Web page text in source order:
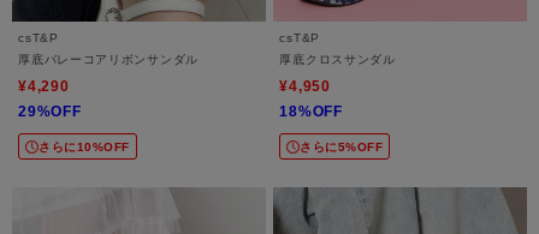
csT&P
厚底バレーコアリボンサンダル
¥4,290
29%OFF
さらに10%OFF
csT&P
厚底クロスサンダル
¥4,950
18%OFF
さらに5%OFF